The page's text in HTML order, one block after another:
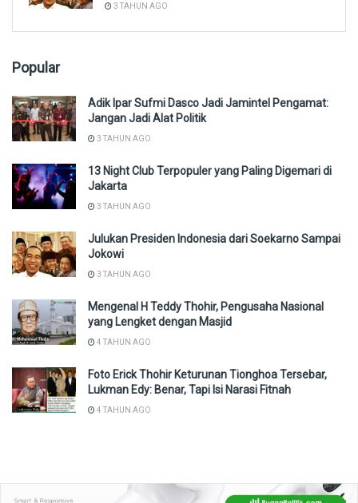
3 TAHUN AGO
Popular
Adik Ipar Sufmi Dasco Jadi Jamintel Pengamat:
Jangan Jadi Alat Politik
3 TAHUN AGO
13 Night Club Terpopuler yang Paling Digemari di
Jakarta
3 TAHUN AGO
Julukan Presiden Indonesia dari Soekarno Sampai
Jokowi
3 TAHUN AGO
Mengenal H Teddy Thohir, Pengusaha Nasional
yang Lengket dengan Masjid
4 TAHUN AGO
Foto Erick Thohir Keturunan Tionghoa Tersebar,
Lukman Edy: Benar, Tapi Isi Narasi Fitnah
4 TAHUN AGO